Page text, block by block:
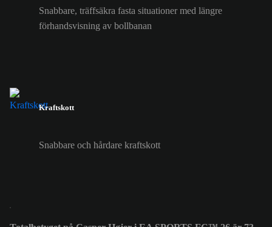
Snabbare, träffsäkra fasta situationer med längre
förhandsvisning av bollbanan
Kraftskott
Snabbare och hårdare kraftskott